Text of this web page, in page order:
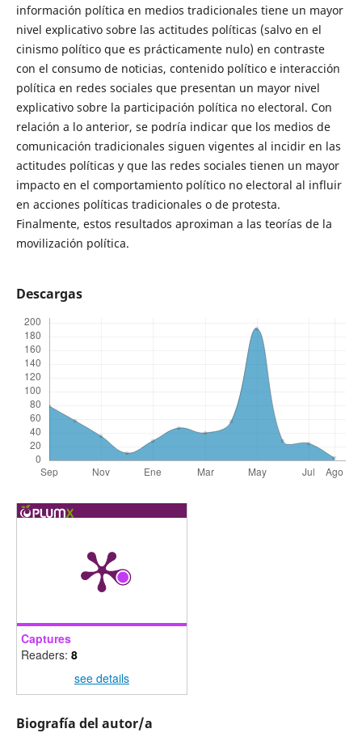
información política en medios tradicionales tiene un mayor
nivel explicativo sobre las actitudes políticas (salvo en el
cinismo político que es prácticamente nulo) en contraste
con el consumo de noticias, contenido político e interacción
política en redes sociales que presentan un mayor nivel
explicativo sobre la participación política no electoral. Con
relación a lo anterior, se podría indicar que los medios de
comunicación tradicionales siguen vigentes al incidir en las
actitudes políticas y que las redes sociales tienen un mayor
impacto en el comportamiento político no electoral al influir
en acciones políticas tradicionales o de protesta.
Finalmente, estos resultados aproximan a las teorías de la
movilización política.
Descargas
Captures
Readers: 8
see details
Biografía del autor/a